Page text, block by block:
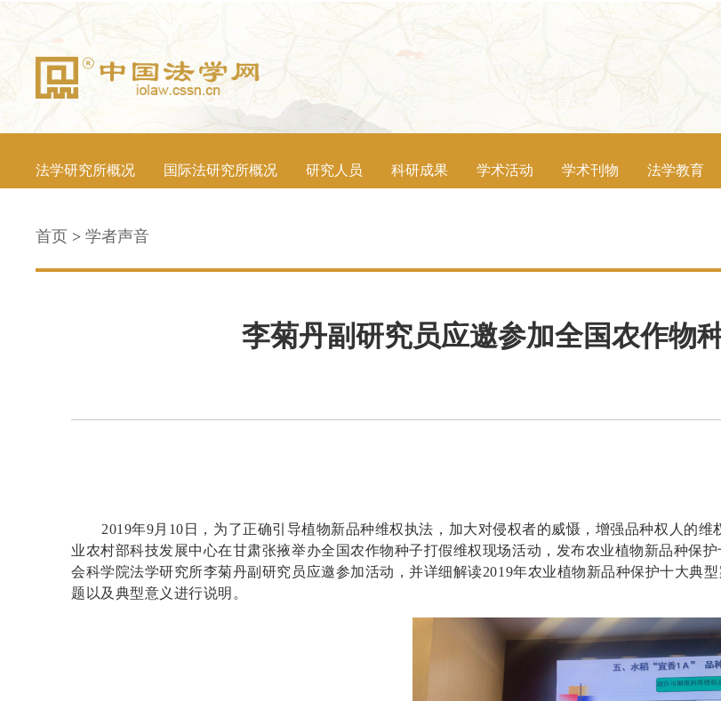
法学研究所概况 国际法研究所概况 研究人员 科研成果 学术活动 学术刊物 法学教育
首页 > 学者声音
李菊丹副研究员应邀参加全国农作物
2019年9月10日，为了正确引导植物新品种维权执法，加大对侵权者的威慑，增强品种权人的
业农村部科技发展中心在甘肃张掖举办全国农作物种子打假维权现场活动，发布农业植物新品种保
会科学院法学研究所李菊丹副研究员应邀参加活动，并详细解读2019年农业植物新品种保护十大典
题以及典型意义进行说明。